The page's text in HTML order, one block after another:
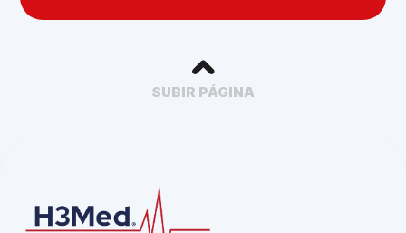
SUBIR PÁGINA